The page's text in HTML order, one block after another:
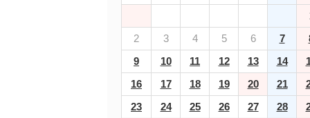
2
3 4 5 6 7
9
10 11 12 13 14
16
17 18 19 20 21
23
24 25 26 27 28